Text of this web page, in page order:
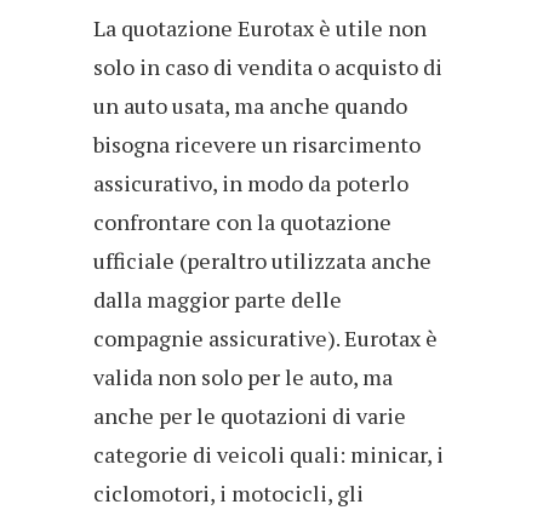
La quotazione Eurotax è utile non
solo in caso di vendita o acquisto di
un auto usata, ma anche quando
bisogna ricevere un risarcimento
assicurativo, in modo da poterlo
confrontare con la quotazione
ufficiale (peraltro utilizzata anche
dalla maggior parte delle
compagnie assicurative). Eurotax è
valida non solo per le auto, ma
anche per le quotazioni di varie
categorie di veicoli quali: minicar, i
ciclomotori, i motocicli, gli